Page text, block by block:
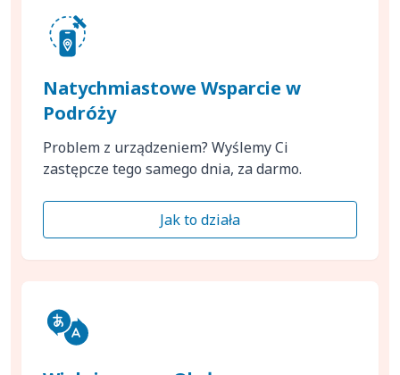
Natychmiastowe Wsparcie w
Podróży
Problem z urządzeniem? Wyślemy Ci
zastępcze tego samego dnia, za darmo.
Jak to działa